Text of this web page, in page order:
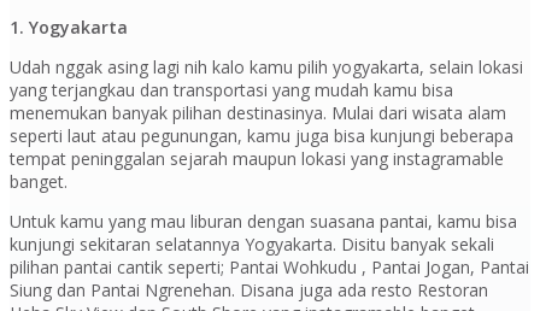
1. Yogyakarta
Udah nggak asing lagi nih kalo kamu pilih yogyakarta, selain lokasi
yang terjangkau dan transportasi yang mudah kamu bisa
menemukan banyak pilihan destinasinya. Mulai dari wisata alam
seperti laut atau pegunungan, kamu juga bisa kunjungi beberapa
tempat peninggalan sejarah maupun lokasi yang instagramable
banget.
Untuk kamu yang mau liburan dengan suasana pantai, kamu bisa
kunjungi sekitaran selatannya Yogyakarta. Disitu banyak sekali
pilihan pantai cantik seperti; Pantai Wohkudu , Pantai Jogan, Pantai
Siung dan Pantai Ngrenehan. Disana juga ada resto Restoran